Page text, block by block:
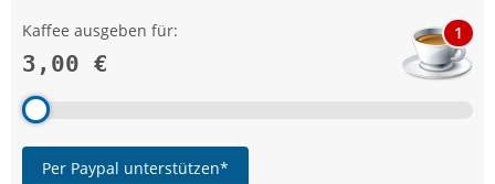
Kaffee ausgeben für:
3,00 €
1
Per Paypal unterstützen*